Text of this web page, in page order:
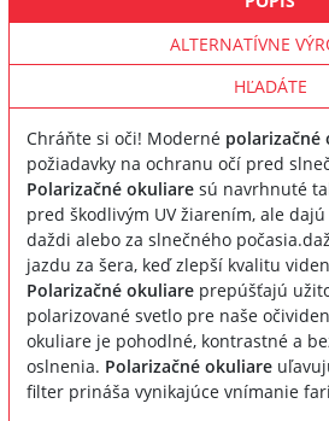
ALTERNATÍVNE
HĽADÁTE
Chráňte si oči! Moderné polarizačné
požiadavky na ochranu očí pred
Polarizačné okuliare sú navrhnuté
pred škodlivým UV žiarením, ale
daždi alebo za slnečného
jazdu za šera, keď zlepší kvalitu
Polarizačné okuliare prepúšťajú
polarizované svetlo pre naše
okuliare je pohodlné, kontrastné a
oslnenia. Polarizačné okuliare
filter prináša vynikajúce vnímanie